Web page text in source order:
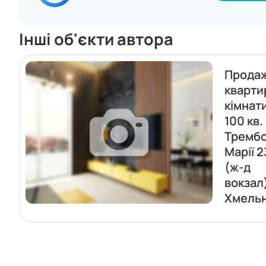
Інші об'єкти автора
100
Марії
(ж-д